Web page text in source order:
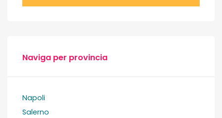
Naviga per provincia
Napoli
Salerno